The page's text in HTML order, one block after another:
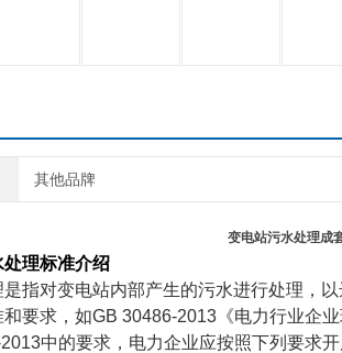
其他品牌
变电站污水处理成
理标准介绍
指对变电站内部产生的污水进行处理，
要求，如GB 30486-2013《电力行业企业
中的要求，电力企业应按照下列要求开